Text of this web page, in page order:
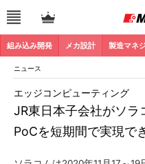
組み込み開発 メカ設計 製造マネ
ニュース
JR東日本子会社がソ
PoCを短期間で実現で
エッジコンピューティング